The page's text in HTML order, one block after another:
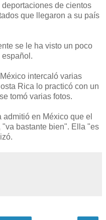
de cientos
que llegaron a su país
se le ha visto un poco
español.
intercaló varias
Rica lo practicó con un
tomó varias fotos.
en México que el
bastante bien". Ella "es